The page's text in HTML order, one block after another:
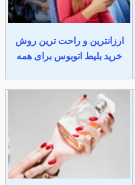
ارزانترین و راحت ترین روش
خرید بلیط اتوبوس برای همه